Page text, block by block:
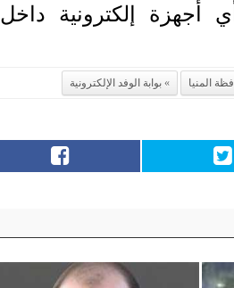
إلكترونية داخل
المنيا بوابة الوفد الإلكترونية